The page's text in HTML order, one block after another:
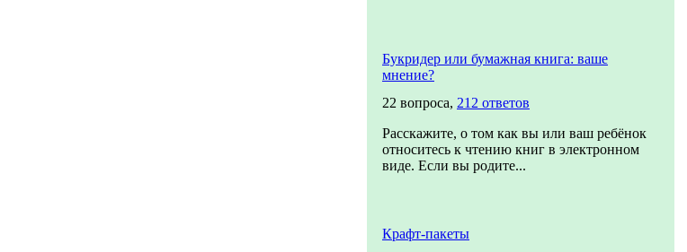
Букридер или бумажная книга: ваше
мнение?
22 вопроса, 212 ответов
Расскажите, о том как вы или ваш ребёнок
относитесь к чтению книг в электронном
виде. Если вы родите...
Крафт-пакеты